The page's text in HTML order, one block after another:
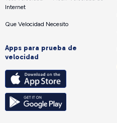
Internet
Que Velocidad Necesito
Apps para prueba de
velocidad